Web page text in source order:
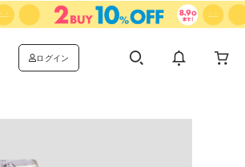
ログイン